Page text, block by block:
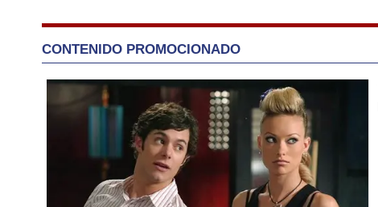
CONTENIDO PROMOCIONADO